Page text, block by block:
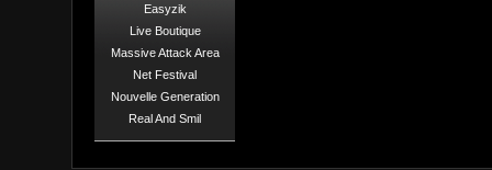
Easyzik
Live Boutique
Massive Attack Area
Net Festival
Nouvelle Generation
Real And Smil